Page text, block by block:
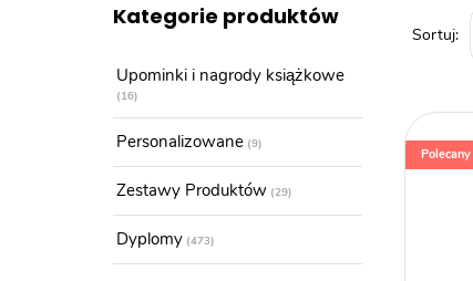
Polecany
Kategorie produktów
Upominki i nagrody książkowe
16
Personalizowane 9
Zestawy Produktów 29
Dyplomy 473